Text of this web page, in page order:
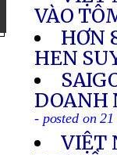
VÀO
HƠN
HEN
DOANH
- posted on
VIỆT